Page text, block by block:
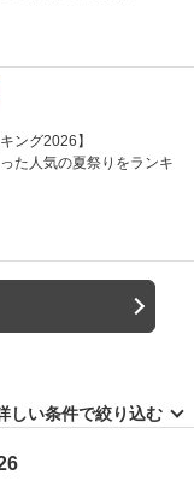
ング2026】
た人気の夏祭りをランキ
しい条件で絞り込む